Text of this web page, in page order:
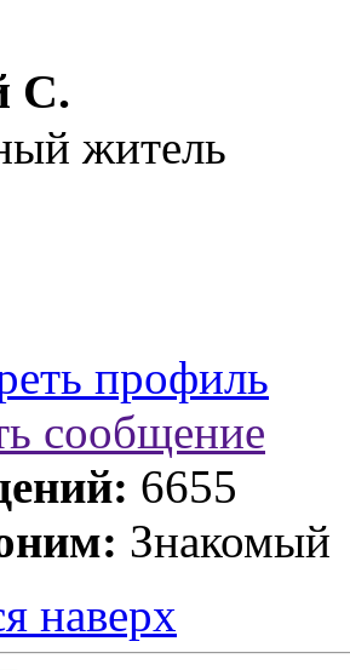
С.
житель
профиль
сообщение
6655
Знакомый
наверх